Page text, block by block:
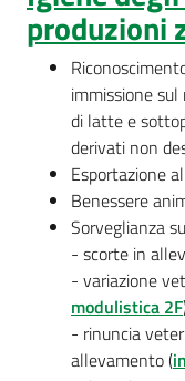
produzioni
immissione
di latte e
derivati non
Esportazione
Benessere
Sorveglianza
- scorte in
- variazione
modulistica 2F
- rinuncia
allevamento (